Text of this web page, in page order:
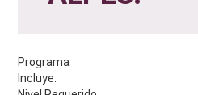
Programa
Incluye: